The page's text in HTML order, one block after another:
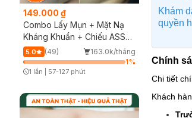
149.000 ₫
Combo Lấy Mụn + Mặt Nạ
Kháng Khuẩn + Chiếu ASSH
(Trải nghiệm)
5.0 (49)
163.0k/tháng
1%
1 lần 57-127 phút
Khám
quyền
Chính
Chi tiết
Khách